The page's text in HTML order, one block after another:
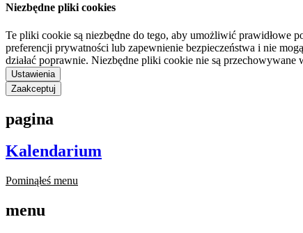
Niezbędne pliki cookies
Te pliki cookie są niezbędne do tego, aby umożliwić prawidłowe
preferencji prywatności lub zapewnienie bezpieczeństwa i nie
działać poprawnie. Niezbędne pliki cookie nie są
Ustawienia
Zaakceptuj
pagina
Kalendarium
Pominąłeś menu
menu